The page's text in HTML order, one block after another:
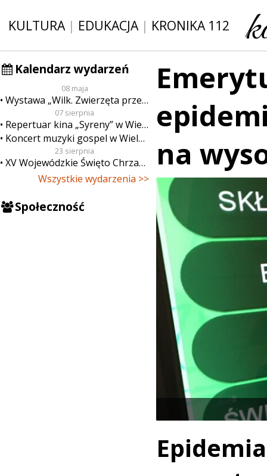
KULTURA| EDUKACJA| KRONIKA 112
Kalendarz wydarzeń
08 maja
Wystawa „Wilk. Zwierzęta przeklęte”
07 sierpnia
Repertuar kina „Syreny” w Wieluniu w dn. od 7 do 13 sierpnia
Koncert muzyki gospel w Wieluniu
23 sierpnia
XV Wojewódzkie Święto Chrzanu
Wszystkie wydarzenia >>
Społeczność
na